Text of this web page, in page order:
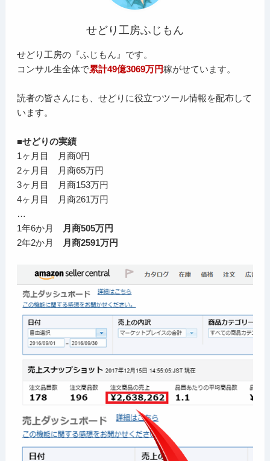
せどり工房ふじもん
せどり工房の『ふじもん』です。
コンサル生全体で累計49億3069万円稼がせています。
読者の皆さんにも、せどりに役立つツール情報を配布して
います。
■せどりの実績
1ヶ月目 月商0円
2ヶ月目 月商65万円
3ヶ月目 月商153万円
4ヶ月目 月商261万円
…
1年6か月
月商505万円
2年2か月
月商2591万円